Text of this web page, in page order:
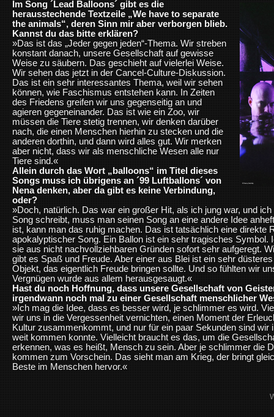
Im Song ´Lead Balloons´ gibt es die
herausstechende Textzeile „We have to separate
the animals“, deren Sinn mir aber verborgen blieb.
Kannst du das bitte erklären?
»Das ist das „Jeder gegen jeden“-Thema. Wir streben
konstant danach, unsere Gesellschaft auf gewisse
Weise zu säubern. Das geschieht auf vielerlei Weise.
Wir sehen das jetzt in der Cancel-Culture-Diskussion.
Das ist ein sehr interessantes Thema, weil wir sehen
können, wie Faschismus entstehen kann. In Zeiten
des Friedens greifen wir uns gegenseitig an und
agieren gegeneinander. Das ist wie ein Zoo, wir
müssen die Tiere stetig trennen, wir denken darüber
nach, die einen Menschen hierhin zu stecken und die
anderen dorthin, und dann wird alles gut. Wir merken
aber nicht, dass wir als menschliche Wesen alle nur
Tiere sind.«
Allein durch das Wort „balloons“ im Titel dieses
Songs muss ich übrigens an ´99 Luftballons´ von
Nena denken, aber da gibt es keine Verbindung,
oder?
»Doch, natürlich. Das war ein großer Hit, als ich jung war, und
Song schreibt, muss man seinen Song an eine andere Idee
ist, kann man das ruhig machen. Das ist tatsächlich eine direkte
apokalyptischer Song. Ein Ballon ist ein sehr tragisches Symbol.
sie aus nicht nachvollziehbaren Gründen sofort sehr aufgeregt.
gibt es Spaß und Freude. Aber einer aus Blei ist ein sehr
Objekt, das eigentlich Freude bringen sollte. Und so fühlten wir
Vergnügen wurde aus allem herausgesaugt.«
Hast du noch Hoffnung, dass unsere Gesellschaft von
irgendwann noch mal zu einer Gesellschaft menschlicher
»Ich mag die Idee, dass es besser wird, je schlimmer es wird.
wir uns in die Vergessenheit vernichten, einen Moment der
Kultur zusammenkommt, und nur für ein paar Sekunden sind
weit kommen konnte. Vielleicht braucht es das, um die
erkennen, was es heißt, Mensch zu sein. Aber je schlimmer die
kommen zum Vorschein. Das sieht man am Krieg, der bringt
Beste im Menschen hervor.«